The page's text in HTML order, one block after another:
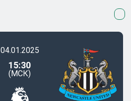
04.01.2025
15:30
(МСК)